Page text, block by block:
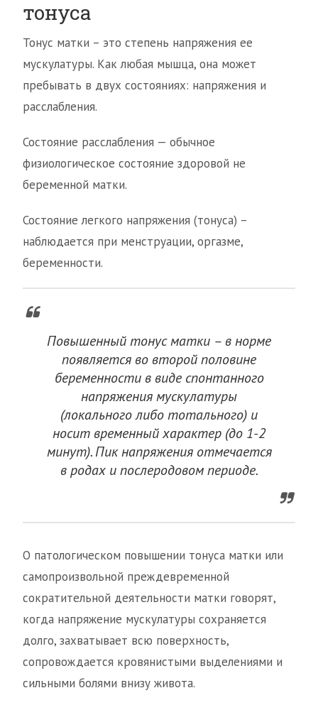
тонуса
Тонус матки – это степень напряжения ее
мускулатуры. Как любая мышца, она может
пребывать в двух состояниях: напряжения и
расслабления.
Состояние расслабления — обычное
физиологическое состояние здоровой не
беременной матки.
Состояние легкого напряжения (тонуса) –
наблюдается при менструации, оргазме,
беременности.
Повышенный тонус матки – в норме
появляется во второй половине
беременности в виде спонтанного
напряжения мускулатуры
(локального либо тотального) и
носит временный характер (до 1-2
минут). Пик напряжения отмечается
в родах и послеродовом периоде.
О патологическом повышении тонуса матки или
самопроизвольной преждевременной
сократительной деятельности матки говорят,
когда напряжение мускулатуры сохраняется
долго, захватывает всю поверхность,
сопровождается кровянистыми выделениями и
сильными болями внизу живота.